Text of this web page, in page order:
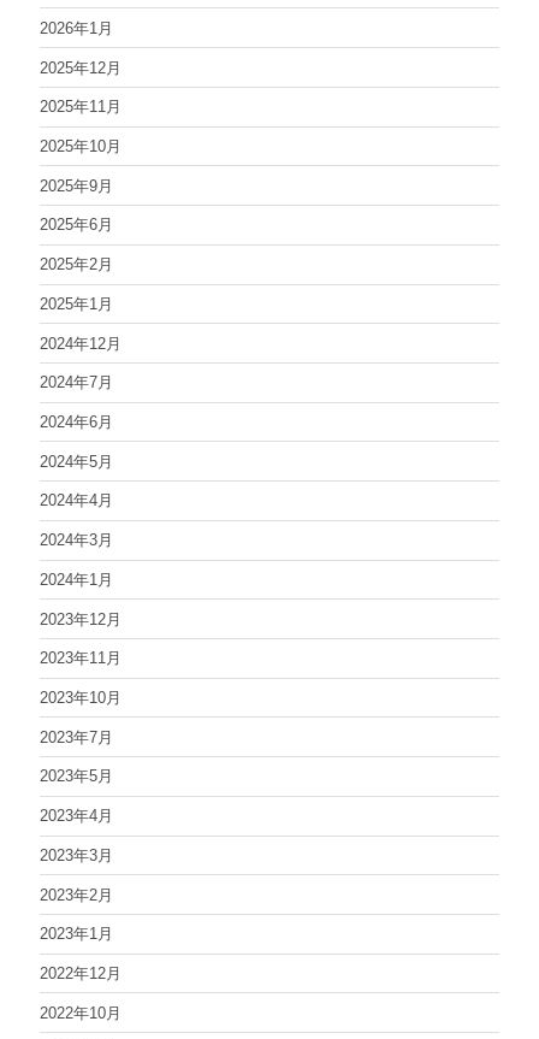
2026年1月
2025年12月
2025年11月
2025年10月
2025年9月
2025年6月
2025年2月
2025年1月
2024年12月
2024年7月
2024年6月
2024年5月
2024年4月
2024年3月
2024年1月
2023年12月
2023年11月
2023年10月
2023年7月
2023年5月
2023年4月
2023年3月
2023年2月
2023年1月
2022年12月
2022年10月